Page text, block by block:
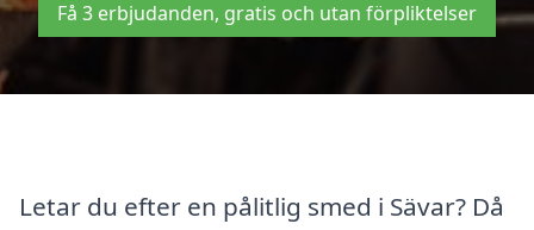
Få 3 erbjudanden, gratis och utan förpliktelser
Letar du efter en pålitlig smed i Sävar? Då